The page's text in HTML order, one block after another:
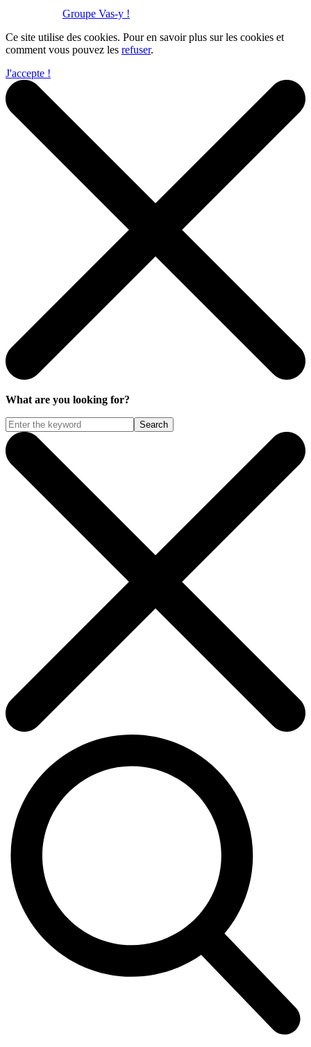
Groupe Vas-y !
Ce site utilise des cookies. Pour en savoir plus sur les cookies et
comment vous pouvez les refuser.
J'accepte !
What are you looking for?
Search